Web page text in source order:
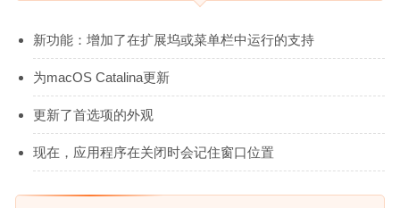
新功能：增加了在扩展坞或菜单栏中运行的支持
为macOS Catalina更新
更新了首选项的外观
现在，应用程序在关闭时会记住窗口位置